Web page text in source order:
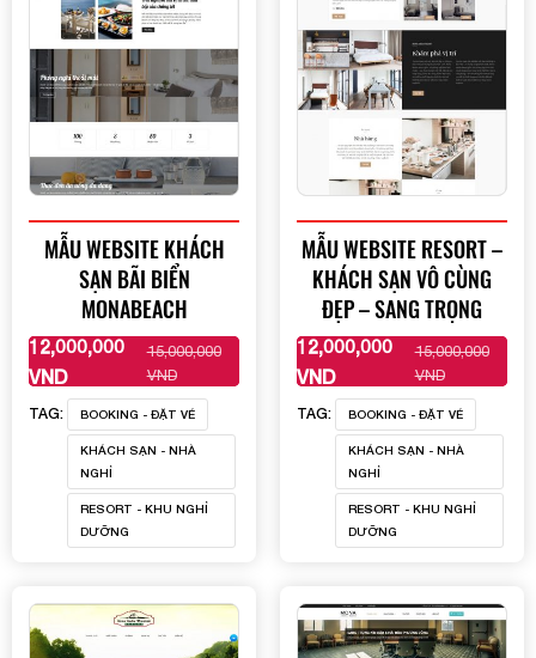
MẪU WEBSITE KHÁCH
SẠN BÃI BIỂN
MONABEACH
12,000,000
VND
15,000,000
VND
XEM THÊM
TAG: BOOKING - ĐẶT VÉ
KHÁCH SẠN - NHÀ
NGHỈ
RESORT - KHU NGHỈ
DƯỠNG
MẪU WEBSITE RESORT –
KHÁCH SẠN VÔ CÙNG
ĐẸP – SANG TRỌNG
12,000,000
VND
15,000,000
VND
XEM THÊM
TAG: BOOKING - ĐẶT VÉ
KHÁCH SẠN - NHÀ
NGHỈ
RESORT - KHU NGHỈ
DƯỠNG